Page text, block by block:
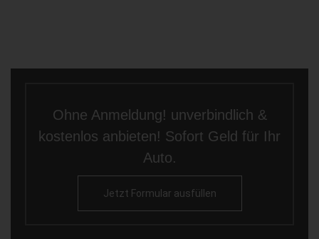
Ohne Anmeldung! unverbindlich &
kostenlos anbieten! Sofort Geld für Ihr
Auto.
Jetzt Formular ausfüllen